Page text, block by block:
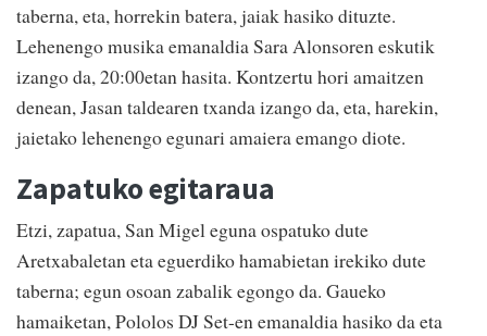
taberna, eta, horrekin batera, jaiak hasiko dituzte.
Lehenengo musika emanaldia Sara Alonsoren eskutik
izango da, 20:00etan hasita. Kontzertu hori amaitzen
denean, Jasan taldearen txanda izango da, eta, harekin,
jaietako lehenengo egunari amaiera emango diote.
Zapatuko egitaraua
Etzi, zapatua, San Migel eguna ospatuko dute
Aretxabaletan eta eguerdiko hamabietan irekiko dute
taberna; egun osoan zabalik egongo da. Gaueko
hamaiketan, Pololos DJ Set-en emanaldia hasiko da eta